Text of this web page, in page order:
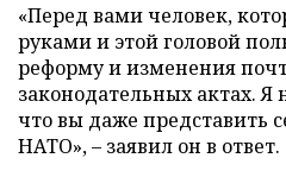
«Перед вами человек,
руками и этой головой
реформу и изменения
законодательных актах. Я
что вы даже представить
НАТО», – заявил он в ответ.